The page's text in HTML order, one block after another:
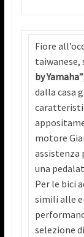
Fiore
taiwanese,
by Yamaha”
dalla casa
motore
assistenza
una
Per le bici
simili alle
selezione